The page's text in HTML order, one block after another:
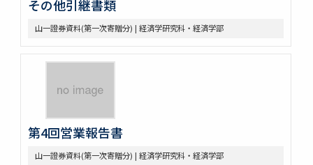
その他引継書類
山一證券資料(第一次寄贈分) | 経済学研究科・経済学部
第4回営業報告書
山一證券資料(第一次寄贈分) | 経済学研究科・経済学部